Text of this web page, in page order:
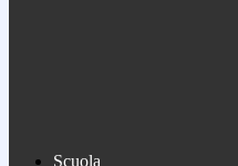
Scuola